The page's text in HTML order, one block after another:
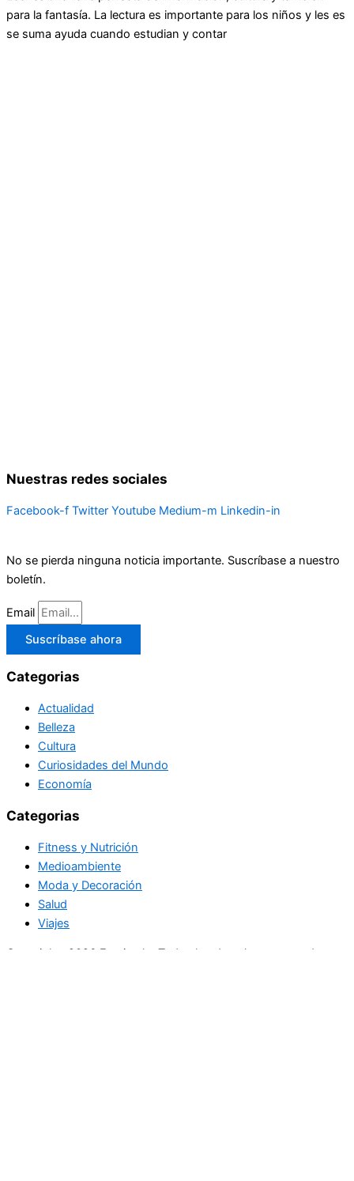
para la fantasía. La lectura es importante para los niños y les es
se suma ayuda cuando estudian y contar
Nuestras redes sociales
Facebook-f Twitter Youtube Medium-m Linkedin-in
No se pierda ninguna noticia importante. Suscríbase a nuestro
boletín.
Email
Suscríbase ahora
Categorias
Actualidad
Belleza
Cultura
Curiosidades del Mundo
Economía
Categorias
Fitness y Nutrición
Medioambiente
Moda y Decoración
Salud
Viajes
Copyright+2026 En circulo. Todos los derechos reservados